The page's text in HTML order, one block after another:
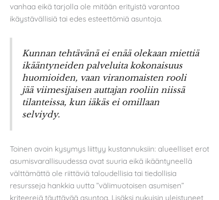
vanhaa eikä tarjolla ole mitään erityistä varantoa
ikäystävällisiä tai edes esteettömiä asuntoja.
Kunnan tehtävänä ei enää olekaan miettiä
ikääntyneiden palveluita kokonaisuus
huomioiden, vaan viranomaisten rooli
jää viimesijaisen auttajan rooliin niissä
tilanteissa, kun iäkäs ei omillaan
selviydy.
Toinen avoin kysymys liittyy kustannuksiin: alueelliset erot
asumisvarallisuudessa ovat suuria eikä ikääntyneellä
välttämättä ole riittäviä taloudellisia tai tiedollisia
resursseja hankkia uutta ”välimuotoisen asumisen”
kriteerejä täyttävää asuntoa. Lisäksi nykyisin yleistyneet